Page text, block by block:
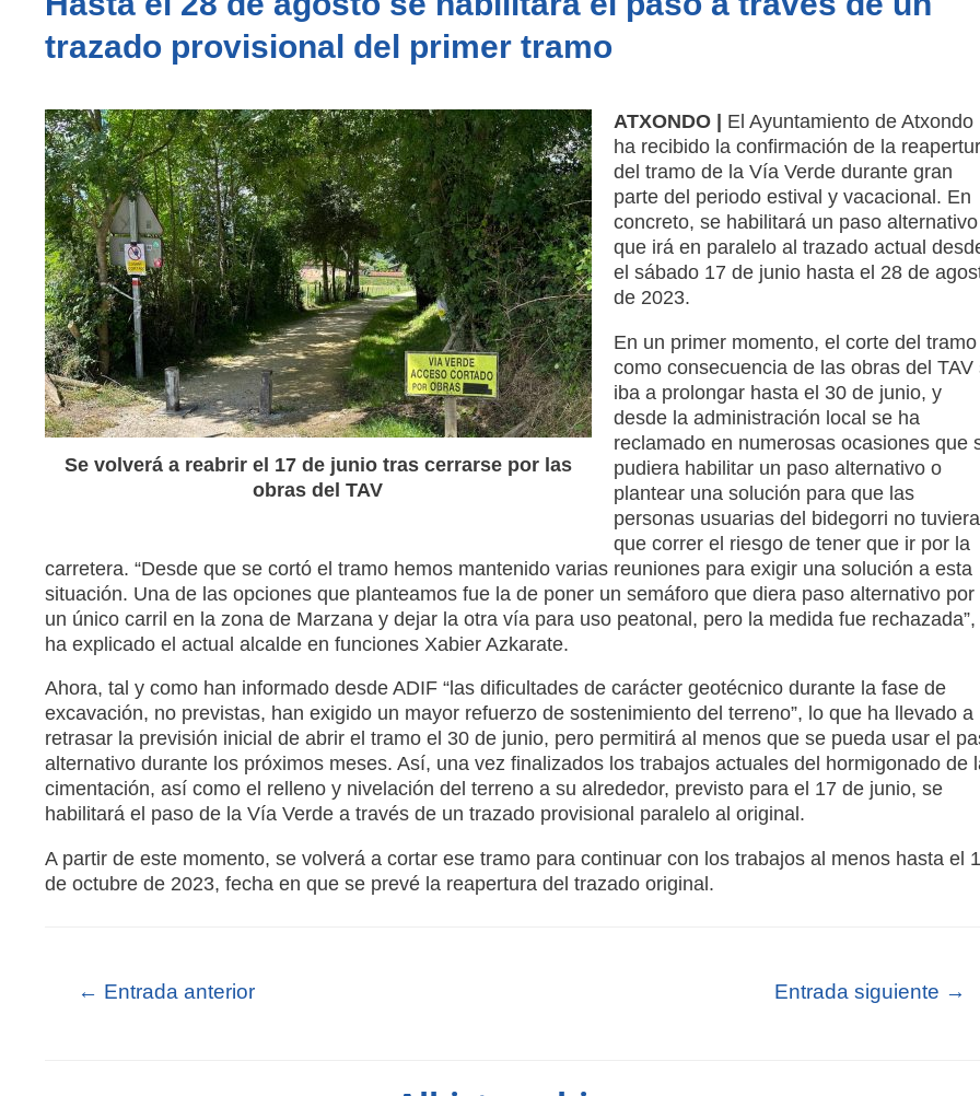
trazado provisional del primer tramo
Se volverá a reabrir el 17 de junio tras cerrarse por las
obras del TAV
ATXONDO | El Ayuntamiento de Atxondo
ha recibido la confirmación de la
del tramo de la Vía Verde durante gran
parte del periodo estival y vacacional. En
concreto, se habilitará un paso alternativo
que irá en paralelo al trazado actual
el sábado 17 de junio hasta el 28 de
de 2023.
En un primer momento, el corte del tramo
como consecuencia de las obras del TAV
iba a prolongar hasta el 30 de junio, y
desde la administración local se ha
reclamado en numerosas ocasiones que
pudiera habilitar un paso alternativo o
plantear una solución para que las
personas usuarias del bidegorri no
que correr el riesgo de tener que ir por la
carretera. “Desde que se cortó el tramo hemos mantenido varias reuniones para exigir una solución a esta
situación. Una de las opciones que planteamos fue la de poner un semáforo que diera paso alternativo por
un único carril en la zona de Marzana y dejar la otra vía para uso peatonal, pero la medida fue rechazada”,
ha explicado el actual alcalde en funciones Xabier Azkarate.
Ahora, tal y como han informado desde ADIF “las dificultades de carácter geotécnico durante la fase de
excavación, no previstas, han exigido un mayor refuerzo de sostenimiento del terreno”, lo que ha llevado a
retrasar la previsión inicial de abrir el tramo el 30 de junio, pero permitirá al menos que se pueda usar el
alternativo durante los próximos meses. Así, una vez finalizados los trabajos actuales del hormigonado de
cimentación, así como el relleno y nivelación del terreno a su alrededor, previsto para el 17 de junio, se
habilitará el paso de la Vía Verde a través de un trazado provisional paralelo al original.
A partir de este momento, se volverá a cortar ese tramo para continuar con los trabajos al menos hasta el
de octubre de 2023, fecha en que se prevé la reapertura del trazado original.
← Entrada anterior Entrada siguiente →